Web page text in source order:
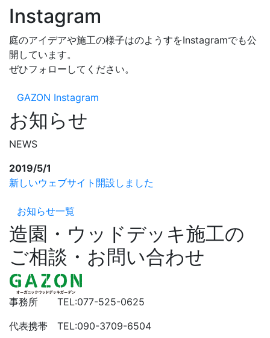
Instagram
庭のアイデアや施工の様子はのようすをInstagramでも公
開しています。
ぜひフォローしてください。
GAZON Instagram
お知らせ
NEWS
2019/5/1
新しいウェブサイト開設しました
お知らせ一覧
造園・ウッドデッキ施工の
ご相談・お問い合わせ
事務所 TEL:077-525-0625
代表携帯 TEL:090-3709-6504